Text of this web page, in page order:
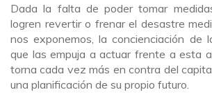
Dada la falta de poder tomar
logren revertir o frenar el desastre
nos exponemos, la concienciación de
que las empuja a actuar frente a esta
torna cada vez más en contra del
una planificación de su propio futuro.